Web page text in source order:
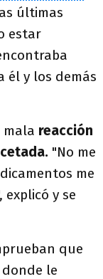
últimas
estar
él y los demás
mala reacción
"No me
me
y se
que
le